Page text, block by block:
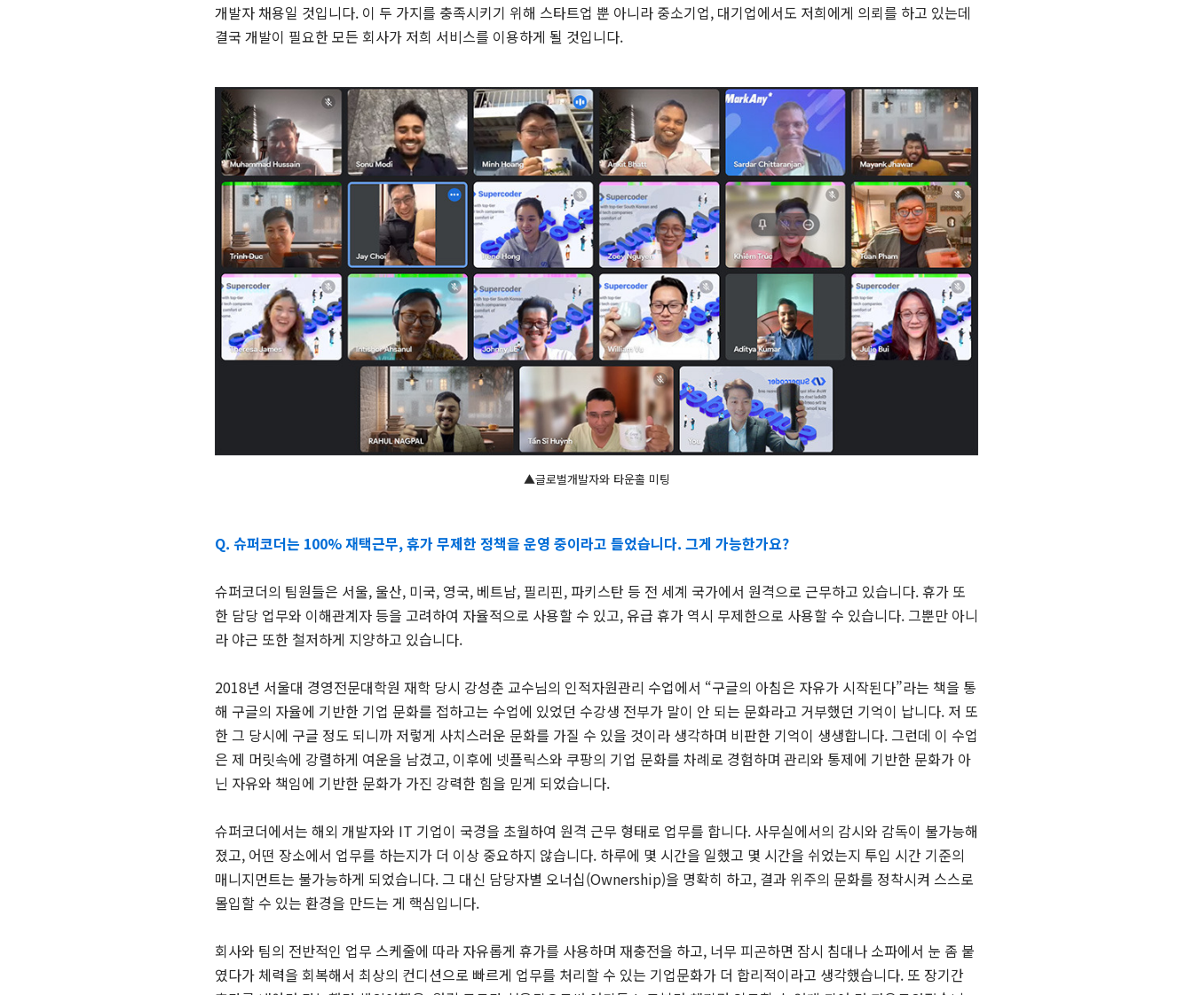
개발자 채용일 것입니다. 이 두 가지를 충족시키기 위해 스타트업 뿐 아니라 중소기업, 대기업에서도 저희에게 의뢰를 하고 있는데
결국 개발이 필요한 모든 회사가 저희 서비스를 이용하게 될 것입니다.
▲글로벌개발자와 타운홀 미팅
Q. 슈퍼코더는 100% 재택근무, 휴가 무제한 정책을 운영 중이라고 들었습니다. 그게 가능한가요?
슈퍼코더의 팀원들은 서울, 울산, 미국, 영국, 베트남, 필리핀, 파키스탄 등 전 세계 국가에서 원격으로 근무하고 있습니다. 휴가 또
한 담당 업무와 이해관계자 등을 고려하여 자율적으로 사용할 수 있고, 유급 휴가 역시 무제한으로 사용할 수 있습니다. 그뿐만 아니
라 야근 또한 철저하게 지양하고 있습니다.
2018년 서울대 경영전문대학원 재학 당시 강성춘 교수님의 인적자원관리 수업에서 “구글의 아침은 자유가 시작된다”라는 책을 통
해 구글의 자율에 기반한 기업 문화를 접하고는 수업에 있었던 수강생 전부가 말이 안 되는 문화라고 거부했던 기억이 납니다. 저 또
한 그 당시에 구글 정도 되니까 저렇게 사치스러운 문화를 가질 수 있을 것이라 생각하며 비판한 기억이 생생합니다. 그런데 이 수업
은 제 머릿속에 강렬하게 여운을 남겼고, 이후에 넷플릭스와 쿠팡의 기업 문화를 차례로 경험하며 관리와 통제에 기반한 문화가 아
닌 자유와 책임에 기반한 문화가 가진 강력한 힘을 믿게 되었습니다.
슈퍼코더에서는 해외 개발자와 IT 기업이 국경을 초월하여 원격 근무 형태로 업무를 합니다. 사무실에서의 감시와 감독이 불가능해
졌고, 어떤 장소에서 업무를 하는지가 더 이상 중요하지 않습니다. 하루에 몇 시간을 일했고 몇 시간을 쉬었는지 투입 시간 기준의
매니지먼트는 불가능하게 되었습니다. 그 대신 담당자별 오너십(Ownership)을 명확히 하고, 결과 위주의 문화를 정착시켜 스스로
몰입할 수 있는 환경을 만드는 게 핵심입니다.
회사와 팀의 전반적인 업무 스케줄에 따라 자유롭게 휴가를 사용하며 재충전을 하고, 너무 피곤하면 잠시 침대나 소파에서 눈 좀 붙
였다가 체력을 회복해서 최상의 컨디션으로 빠르게 업무를 처리할 수 있는 기업문화가 더 합리적이라고 생각했습니다. 또 장기간